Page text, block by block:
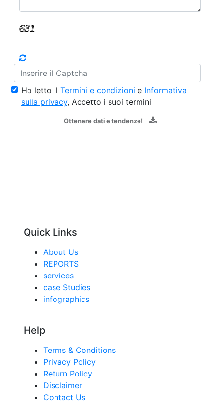
Ho letto il Termini e condizioni e Informativa
sulla privacy, Accetto i suoi termini
Ottenere dati e tendenze!
Quick Links
About Us
REPORTS
services
case Studies
infographics
Help
Terms & Conditions
Privacy Policy
Return Policy
Disclaimer
Contact Us